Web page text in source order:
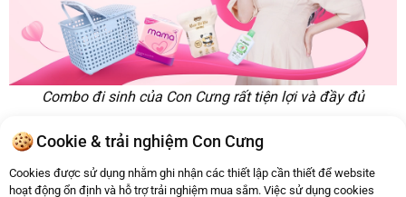
Combo đi sinh của Con Cưng rất tiện lợi và đầy đủ
thống phân phối bình sữa chính hãng, chất lượng. Ba mẹ có
thể tìm hiểu thêm về các thương hiệu bình sữa nổi tiếng
Cookie & trải nghiệm Con Cưng
Cookies được sử dụng nhằm ghi nhận các thiết lập cần thiết để website
hoạt động ổn định và hỗ trợ trải nghiệm mua sắm. Việc sử dụng cookies